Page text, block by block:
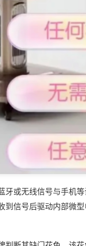
牙或无线信号与手机
信号后驱动内部微